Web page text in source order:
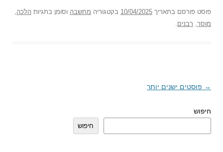
פוסט פורסם בתאריך 10/04/2025 בקטגוריה מחשבה וסומן בתגיות הלכה
מוסר רבנים
ניווט
→ פוסטים ישנים יותר
חיפוש
חיפוש